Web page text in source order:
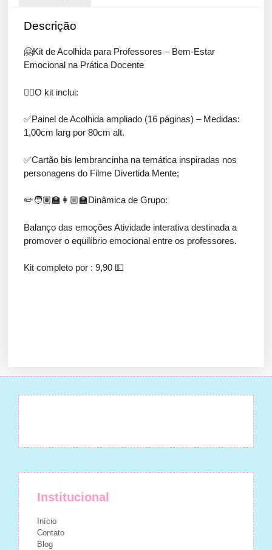
Descrição
🤗Kit de Acolhida para Professores – Bem-Estar
Emocional na Prática Docente
👇🏻O kit inclui:
✅Painel de Acolhida ampliado (16 páginas) – Medidas:
1,00cm larg por 80cm alt.
✅Cartão bis lembrancinha na temática inspiradas nos
personagens do Filme Divertida Mente;
✏️🧑🏽‍🏫👩🏼‍🏫Dinâmica de Grupo:
Balanço das emoções Atividade interativa destinada a
promover o equilíbrio emocional entre os professores.
Kit completo por : 9,90 💵
Institucional
Início
Contato
Blog